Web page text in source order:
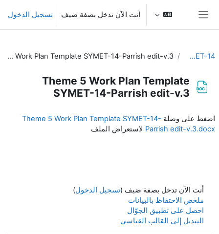
تخطى إلى المحتوى الرئيسي
أنت الآن تدخل بصفة ضيف تسجيل الدخول
SYMET-14
Theme 5 Work Plan Template SYMET-14-Parrish edit-v.3
Theme 5 Work Plan Template
SYMET-14-Parrish edit-v.3
اضغط على وصلة Theme 5 Work Plan Template SYMET-14-
Parrish edit-v.3.docx لاستعراض الملف
أنت الآن تدخل بصفة ضيف (تسجيل الدخول)
ملخص الاحتفاظ بالبيانات
احصل على تطبيق الجوّال
التبديل إلى القالب القياسي